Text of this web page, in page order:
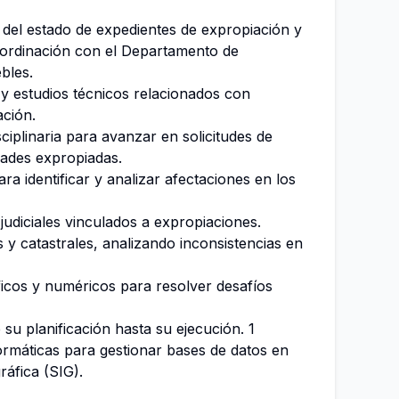
estado de expedientes de expropiación y
con el Departamento de
estudios técnicos relacionados con
para avanzar en solicitudes de
expropiadas.
identificar y analizar afectaciones en los
vinculados a expropiaciones.
catastrales, analizando inconsistencias en
y numéricos para resolver desafíos
planificación hasta su ejecución. 1
para gestionar bases de datos en
(SIG).